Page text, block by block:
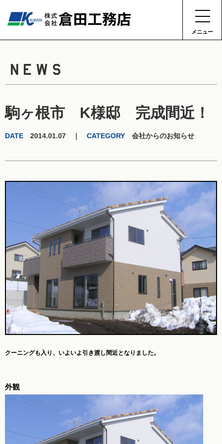
メニュー
NEWS
駒ヶ根市 K様邸 完成間近！
DATE 2014.01.07 ｜ CATEGORY 会社からのお知らせ
クーニングも入り、 いよいよ引き渡し間近となりました。
外観